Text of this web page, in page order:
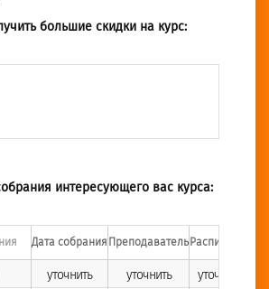
большие скидки на курс:
интересующего вас курса:
Дата собранияПреподавательРасписание
уточнить уточнить
уточнить